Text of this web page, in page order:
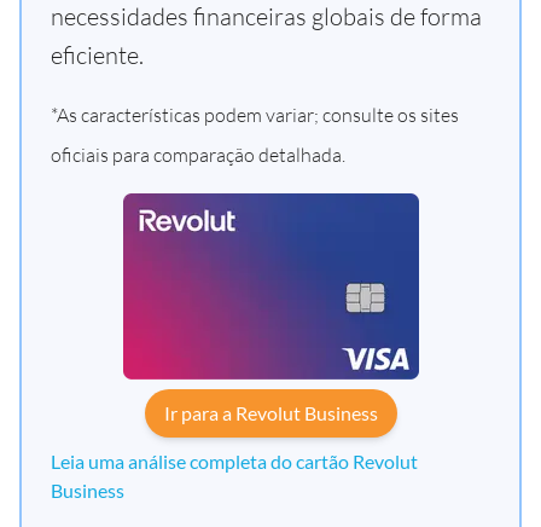
necessidades financeiras globais de forma
eficiente.
*As características podem variar; consulte os sites
oficiais para comparação detalhada.
Ir para a Revolut Business
Leia uma análise completa do cartão Revolut
Business